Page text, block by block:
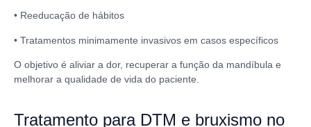
• Reeducação de hábitos
• Tratamentos minimamente invasivos em casos específicos
O objetivo é aliviar a dor, recuperar a função da mandíbula e
melhorar a qualidade de vida do paciente.
Tratamento para DTM e bruxismo no